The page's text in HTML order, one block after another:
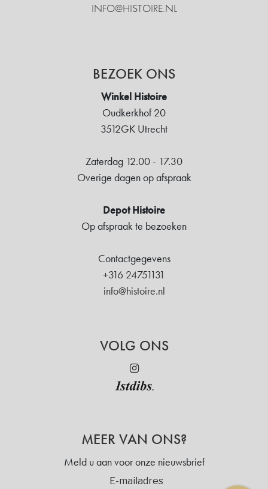
INFO@HISTOIRE.NL
BEZOEK ONS
Winkel Histoire
Oudkerkhof 20
3512GK Utrecht
Zaterdag 12.00 - 17.30
Overige dagen op afspraak
Depot Histoire
Op afspraak te bezoeken
Contactgegevens
+316 24751131
info@histoire.nl
VOLG ONS
MEER VAN ONS?
Meld u aan voor onze nieuwsbrief